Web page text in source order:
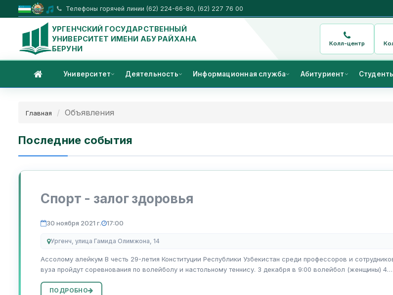
Телефоны горячей линии (62) 224-66-80, (62) 227 76 00
УРГЕНЧСКИЙ ГОСУДАРСТВЕННЫЙ
УНИВЕРСИТЕТ ИМЕНИ АБУ РАЙХАНА
БЕРУНИ
Колл-центр
Университет Деятельность Информационная служба Абитуриент
Главная Объявления
Последние события
Спорт - залог здоровья
30 ноября 2021 г. 17:00
Ургенч, улица Гамида Олимжона, 14
Ассолому алейкум В честь 29-летия Конституции Республики Узбекистан среди профессоров и
вуза пройдут соревнования по волейболу и настольному теннису. 3 декабря в 9:00 волейбол (женщины) 4
декабря в 9-00 волей...
ПОДРОБНО